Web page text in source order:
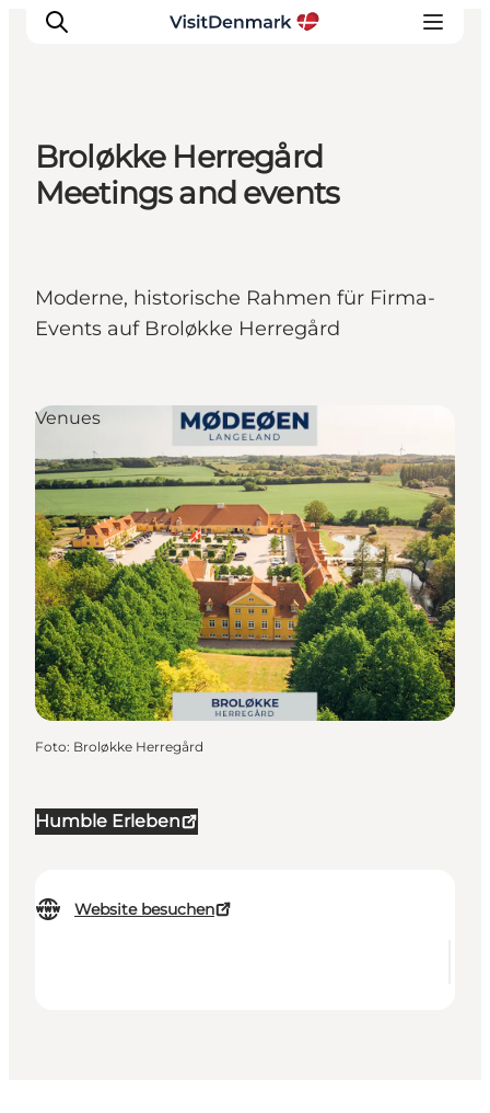
Inspiration
Regionen
Reiseplanung
Broløkke Herregård
Meetings and events
Moderne, historische Rahmen für Firma-
Events auf Broløkke Herregård
Humble Erleben
Website besuchen
Venues
Foto: Broløkke Herregård